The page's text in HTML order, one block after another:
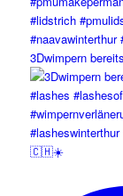
3Dwimpern